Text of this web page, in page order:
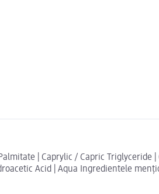
| Caprylic / Capric Triglyceride
Acid | Aqua Ingredientele